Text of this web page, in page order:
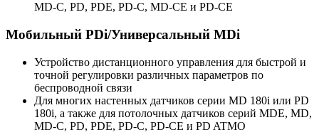
MD-C, PD, PDE, PD-C, MD-CE и PD-CE
Мобильный PDi/Универсальный MDi
Устройство дистанционного управления для быстрой и
точной регулировки различных параметров по
беспроводной связи
Для многих настенных датчиков серии MD 180i или PD
180i, а также для потолочных датчиков серий MDE, MD,
MD-C, PD, PDE, PD-C, PD-CE и PD ATMO